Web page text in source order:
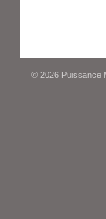
© 2026 Puissance